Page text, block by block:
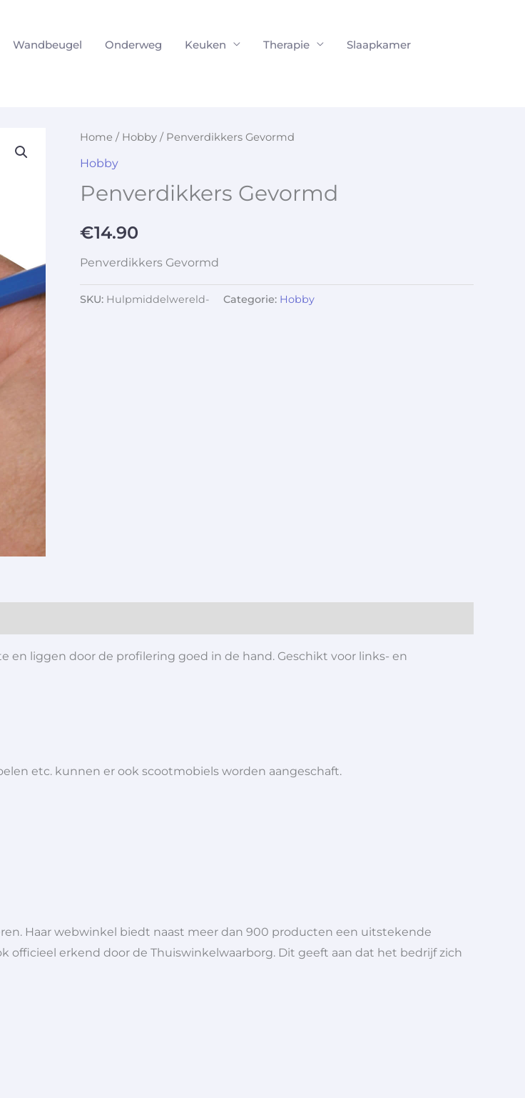
Wandbeugel Onderweg Keuken Therapie
Slaapkamer
Home / Hobby / Penverdikkers Gevormd
Hobby
Penverdikkers Gevormd
€14.90
Penverdikkers Gevormd
SKU: Hulpmiddelwereld- Categorie: Hobby
liggen door de profilering goed in de hand. Geschikt voor links- en
etc. kunnen er ook scootmobiels worden aangeschaft.
Haar webwinkel biedt naast meer dan 900 producten een uitstekende
officieel erkend door de Thuiswinkelwaarborg. Dit geeft aan dat het bedrijf zich